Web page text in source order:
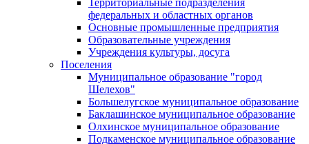
Территориальные подразделения
федеральных и областных органов
Основные промышленные предприятия
Образовательные учреждения
Учреждения культуры, досуга
Поселения
Муниципальное образование "город
Шелехов"
Большелугское муниципальное образование
Баклашинское муниципальное образование
Олхинское муниципальное образование
Подкаменское муниципальное образование